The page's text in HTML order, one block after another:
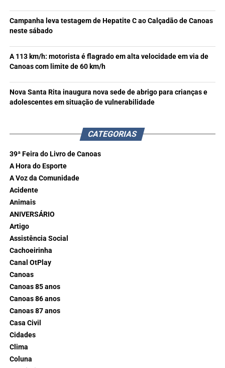
Campanha leva testagem de Hepatite C ao Calçadão de Canoas
neste sábado
A 113 km/h: motorista é flagrado em alta velocidade em via de
Canoas com limite de 60 km/h
Nova Santa Rita inaugura nova sede de abrigo para crianças e
adolescentes em situação de vulnerabilidade
CATEGORIAS
39ª Feira do Livro de Canoas
A Hora do Esporte
A Voz da Comunidade
Acidente
Animais
ANIVERSÁRIO
Artigo
Assistência Social
Cachoeirinha
Canal OtPlay
Canoas
Canoas 85 anos
Canoas 86 anos
Canoas 87 anos
Casa Civil
Cidades
Clima
Coluna